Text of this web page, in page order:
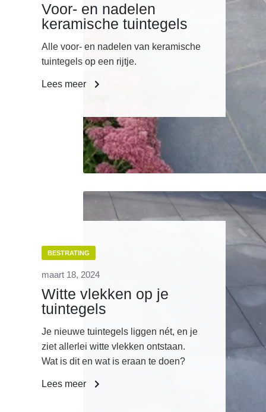
Voor- en nadelen
keramische tuintegels
Alle voor- en nadelen van keramische
tuintegels op een rijtje.
Lees meer
BESTRATING
maart 18, 2024
Witte vlekken op je
tuintegels
Je nieuwe tuintegels liggen nét, en je
ziet allerlei witte vlekken ontstaan.
Wat is dit en wat is eraan te doen?
Lees meer